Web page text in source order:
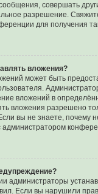
совершать
разрешение.
для получения
вложения?
может быть
вложений в
вложения разрешено
вы не знаете, почему
администратором
администраторы
Если вы нарушили